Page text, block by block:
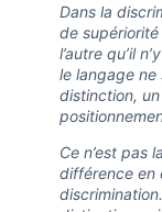
Dans la
de
l’autre qu’il
le langage
distinction,
Ce n’est pas
différence en